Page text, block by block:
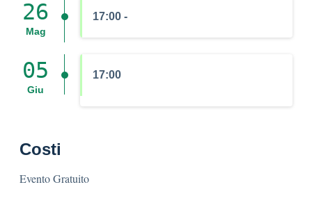
17:00 -
26
Mag
17:00
05
Giu
Costi
Evento Gratuito